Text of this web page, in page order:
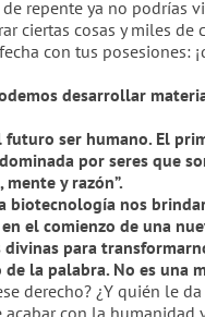
repente ya no podrías
ciertas cosas y miles de
con tus
desarrollar
futuro ser humano. El
por seres que
mente y razón”.
biotecnología nos
el comienzo de una
para
la palabra. No es una
derecho? ¿Y quién le
acabar con la